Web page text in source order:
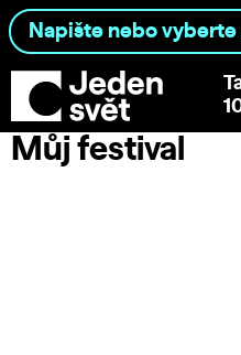
Můj festival